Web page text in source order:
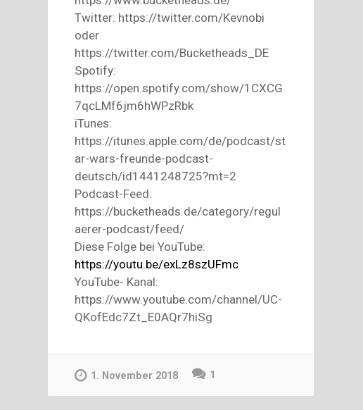
Twitter: https://twitter.com/Kevnobi
oder
https://twitter.com/Bucketheads_DE
Spotify:
https://open.spotify.com/show/1CXCG
7qcLMf6jm6hWPzRbk
iTunes:
https://itunes.apple.com/de/podcast/st
ar-wars-freunde-podcast-
deutsch/id1441248725?mt=2
Podcast-Feed:
https://bucketheads.de/category/regul
aerer-podcast/feed/
Diese Folge bei YouTube:
https://youtu.be/exLz8szUFmc
YouTube- Kanal:
https://www.youtube.com/channel/UC-
QKofEdc7Zt_E0AQr7hiSg
1. November 2018 1